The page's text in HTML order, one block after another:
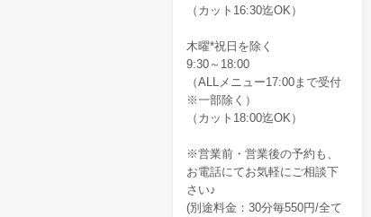
（カット16:30迄OK）
木曜*祝日を除く
9:30～18:00
（ALLメニュー17:00まで受付
※一部除く）
（カット18:00迄OK）
※営業前・営業後の予約も、
お電話にてお気軽にご相談下
さい♪
(別途料金：30分毎550円/全て